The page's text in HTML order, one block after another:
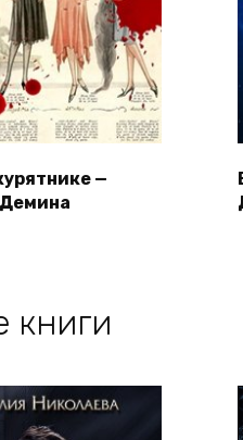
—
книги